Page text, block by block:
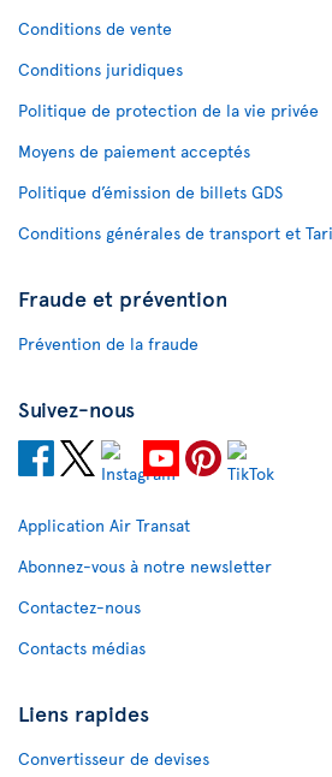
Conditions de vente
Conditions juridiques
Politique de protection de la vie privée
Moyens de paiement acceptés
Politique d’émission de billets GDS
Conditions générales de transport et
Fraude et prévention
Prévention de la fraude
Suivez-nous
Application Air Transat
Abonnez-vous à notre newsletter
Contactez-nous
Contacts médias
Liens rapides
Convertisseur de devises